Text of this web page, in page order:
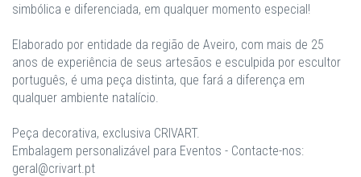
simbólica e diferenciada, em qualquer momento especial!
Elaborado por entidade da região de Aveiro, com mais de 25
anos de experiência de seus artesãos e esculpida por escultor
português, é uma peça distinta, que fará a diferença em
qualquer ambiente natalício.
​Peça decorativa, exclusiva CRIVART.
Embalagem personalizável para Eventos - Contacte-nos:
geral@crivart.pt